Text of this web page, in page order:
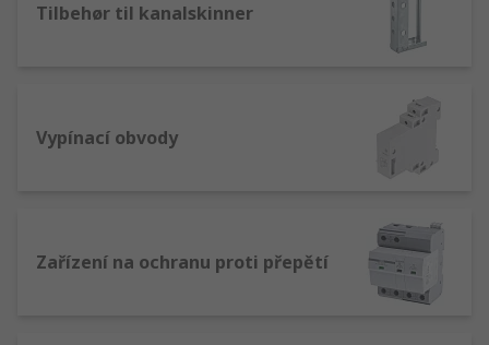
Tilbehør til kanalskinner
Vypínací obvody
Zařízení na ochranu proti přepětí